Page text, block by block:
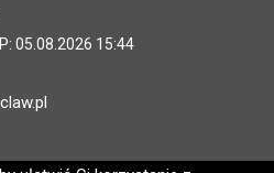
05.08.2026 15:44